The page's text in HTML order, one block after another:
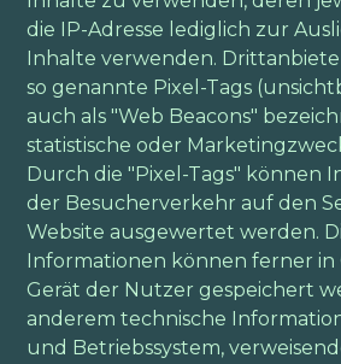
die IP-Adresse lediglich zur
Inhalte verwenden.
so genannte Pixel-Tags
auch als "Web Beacons"
statistische oder
Durch die "Pixel-Tags" können
der Besucherverkehr auf den
Website ausgewertet werden.
Informationen können ferner in
Gerät der Nutzer gespeichert
anderem technische
und Betriebssystem,